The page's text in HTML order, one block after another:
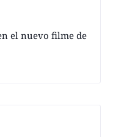
el nuevo filme de